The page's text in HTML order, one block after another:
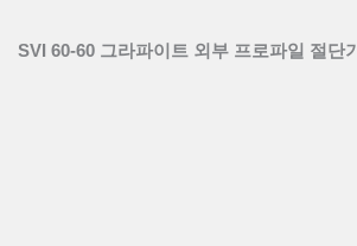
SVI 60-60 그라파이트 외부 프로파일 절단기